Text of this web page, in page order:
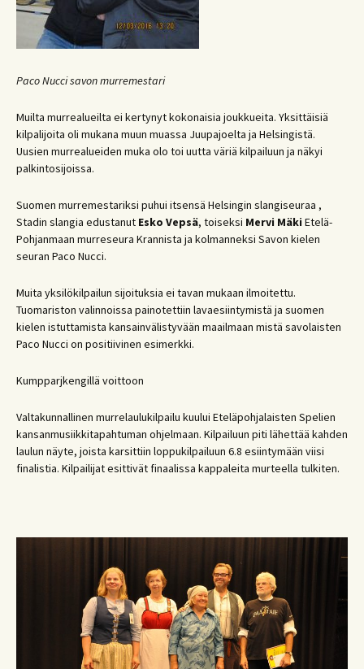
Paco Nucci savon murremestari
Muilta murrealueilta ei kertynyt kokonaisia joukkueita. Yksittäisiä
kilpalijoita oli mukana muun muassa Juupajoelta ja Helsingistä.
Uusien murrealueiden muka olo toi uutta väriä kilpailuun ja näkyi
palkintosijoissa.
Suomen murremestariksi puhui itsensä Helsingin slangiseuraa ,
Stadin slangia edustanut Esko Vepsä, toiseksi Mervi Mäki Etelä-
Pohjanmaan murreseura Krannista ja kolmanneksi Savon kielen
seuran Paco Nucci.
Muita yksilökilpailun sijoituksia ei tavan mukaan ilmoitettu.
Tuomariston valinnoissa painotettiin lavaesiintymistä ja suomen
kielen istuttamista kansainvälistyvään maailmaan mistä savolaisten
Paco Nucci on positiivinen esimerkki.
Kumpparjkengillä voittoon
Valtakunnallinen murrelaulukilpailu kuului Eteläpohjalaisten Spelien
kansanmusiikkitapahtuman ohjelmaan. Kilpailuun piti lähettää kahden
laulun näyte, joista karsittiin loppukilpailuun 6.8 esiintymään viisi
finalistia. Kilpailijat esittivät finaalissa kappaleita murteella tulkiten.